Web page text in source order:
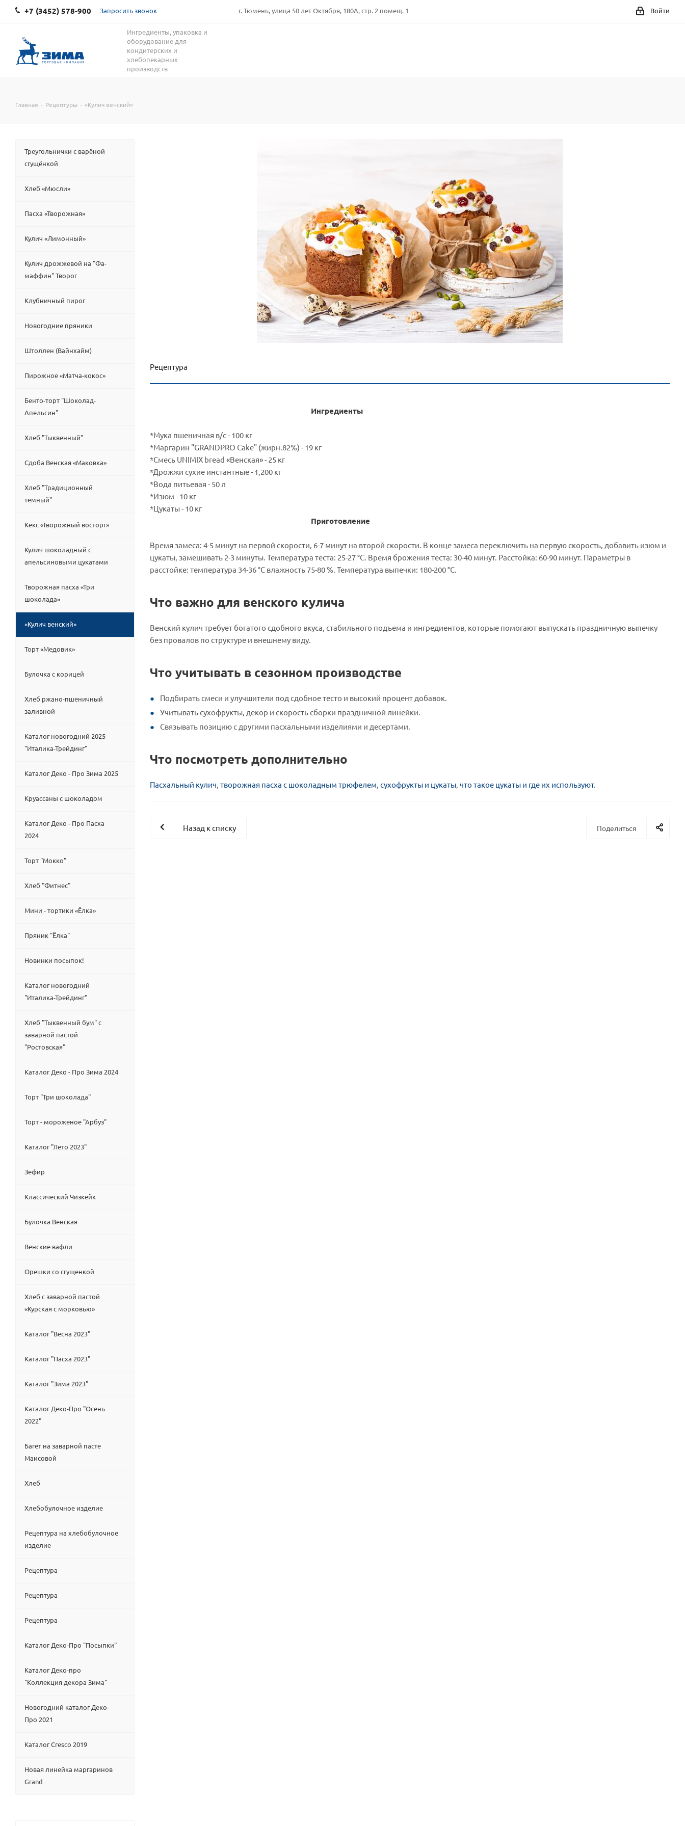
+7 (3452) 578-900 Запросить звонок г. Тюмень, улица 50 лет Октября, 180А, стр. 2 помещ. 1 Войти
Ингредиенты, упаковка и
оборудование для
кондитерских и
хлебопекарных
производств
Главная - Рецептуры - «Кулич венский»
Рецептура
Ингредиенты
*Мука пшеничная в/с - 100 кг
*Маргарин "GRANDPRO Cake" (жирн.82%) - 19 кг
*Смесь UNIMIX bread «Венская» - 25 кг
*Дрожжи сухие инстантные - 1,200 кг
*Вода питьевая - 50 л
*Изюм - 10 кг
*Цукаты - 10 кг
Приготовление
Время замеса: 4-5 минут на первой скорости, 6-7 минут на второй скорости. В конце замеса переключить на первую скорость, добавить изюм и
цукаты, замешивать 2-3 минуты. Температура теста: 25-27 °С. Время брожения теста: 30-40 минут. Расстойка: 60-90 минут. Параметры в
расстойке: температура 34-36 °С влажность 75-80 %. Температура выпечки: 180-200 °С.
Что важно для венского кулича
Венский кулич требует богатого сдобного вкуса, стабильного подъема и ингредиентов, которые помогают выпускать праздничную выпечку
без провалов по структуре и внешнему виду.
Что учитывать в сезонном производстве
Подбирать смеси и улучшители под сдобное тесто и высокий процент добавок.
Учитывать сухофрукты, декор и скорость сборки праздничной линейки.
Связывать позицию с другими пасхальными изделиями и десертами.
Что посмотреть дополнительно
Пасхальный кулич, творожная пасха с шоколадным трюфелем, сухофрукты и цукаты, что такое цукаты и где их используют.
Поделиться
Назад к списку
Треугольнички с варёной
сгущёнкой
Хлеб «Мюсли»
Пасха «Творожная»
Кулич «Лимонный»
Кулич дрожжевой на "Фа-
маффин" Творог
Клубничный пирог
Новогодние пряники
Штоллен (Вайнхайм)
Пирожное «Матча-кокос»
Бенто-торт "Шоколад-
Апельсин"
Хлеб "Тыквенный"
Сдоба Венская «Маковка»
Хлеб "Традиционный
темный"
Кекс «Творожный восторг»
Кулич шоколадный с
апельсиновыми цукатами
Творожная пасха «Три
шоколада»
«Кулич венский»
Торт «Медовик»
Булочка с корицей
Хлеб ржано-пшеничный
заливной
Каталог новогодний 2025
"Италика-Трейдинг"
Каталог Деко - Про Зима 2025
Круассаны с шоколадом
Каталог Деко - Про Пасха
2024
Торт "Мокко"
Хлеб "Фитнес"
Мини - тортики «Ёлка»
Пряник "Ёлка"
Новинки посыпок!
Каталог новогодний
"Италика-Трейдинг"
Хлеб "Тыквенный бум" с
заварной пастой
"Ростовская"
Каталог Деко - Про Зима 2024
Торт "Три шоколада"
Торт - мороженое "Арбуз"
Каталог "Лето 2023"
Зефир
Классический Чизкейк
Булочка Венская
Венские вафли
Орешки со сгущенкой
Хлеб с заварной пастой
«Курская с морковью»
Каталог "Весна 2023"
Каталог "Пасха 2023"
Каталог "Зима 2023"
Каталог Деко-Про "Осень
2022"
Багет на заварной пасте
Маисовой
Хлеб
Хлебобулочное изделие
Рецептура на хлебобулочное
изделие
Рецептура
Рецептура
Рецептура
Каталог Деко-Про "Посыпки"
Каталог Деко-про
"Коллекция декора Зима"
Новогодний каталог Деко-
Про 2021
Каталог Cresco 2019
Новая линейка маргаринов
Grand